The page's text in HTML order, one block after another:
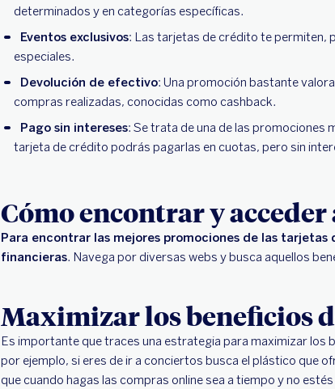
determinados y en categorías específicas.
Eventos exclusivos: Las tarjetas de crédito te permiten,
especiales.
Devolución de efectivo: Una promoción bastante
compras realizadas, conocidas como cashback.
Pago sin intereses: Se trata de una de las promociones
tarjeta de crédito podrás pagarlas en cuotas, pero sin
Cómo encontrar y
Para encontrar las mejores promociones de las
financieras. Navega por diversas webs y busca aquellos
Maximizar los beneficios
Es importante que traces una estrategia para maximizar los
por ejemplo, si eres de ir a conciertos busca el plástico que
que cuando hagas las compras online sea a tiempo y no